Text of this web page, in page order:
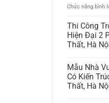
Chức năng bình
Thi Công
Hiện Đại 2
Thất, Hà
Mẫu Nhà
Có Kiến
Thất, Hà